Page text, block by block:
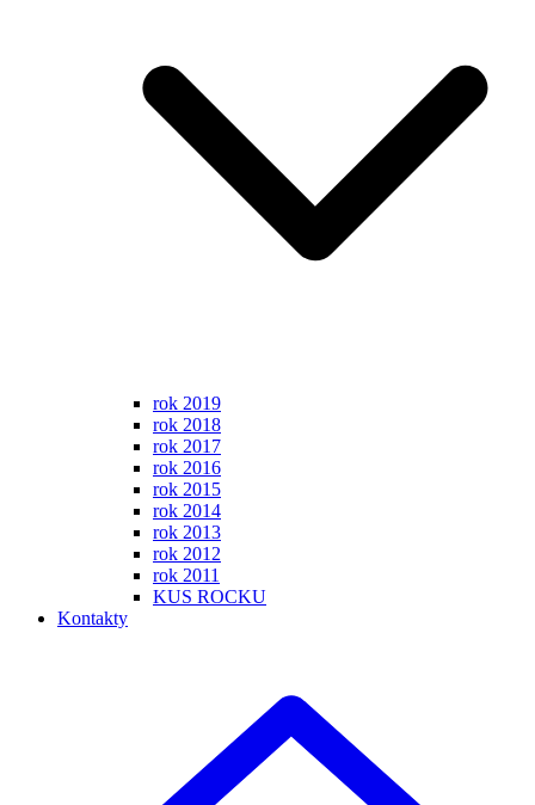
rok 2019
rok 2018
rok 2017
rok 2016
rok 2015
rok 2014
rok 2013
rok 2012
rok 2011
KUS ROCKU
Kontakty